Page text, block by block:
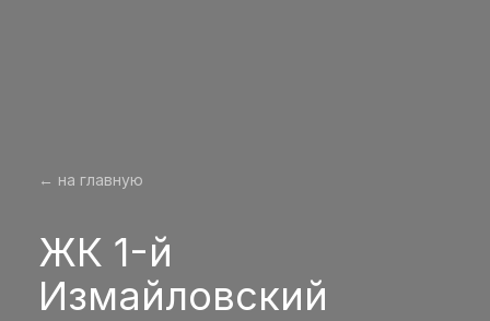
← на главную
ЖК 1-й
Измайловский